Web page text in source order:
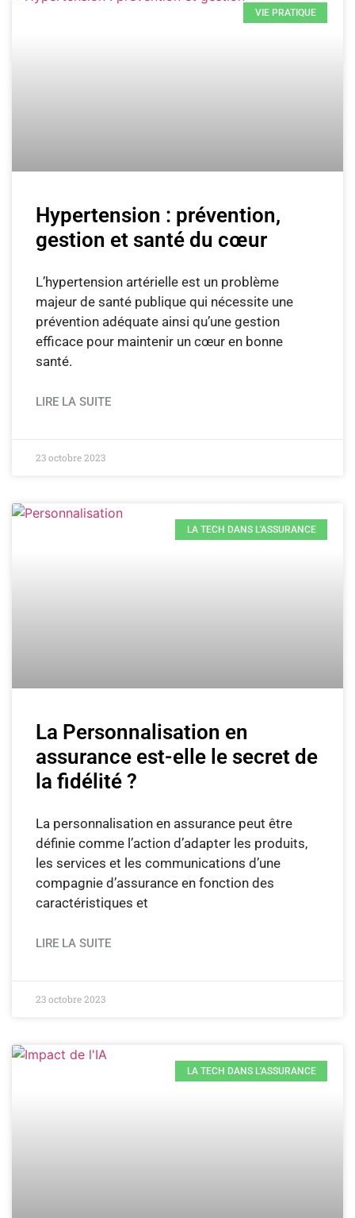
VIE PRATIQUE
Hypertension : prévention,
gestion et santé du cœur
L’hypertension artérielle est un problème
majeur de santé publique qui nécessite une
prévention adéquate ainsi qu’une gestion
efficace pour maintenir un cœur en bonne
santé.
LIRE LA SUITE
23 octobre 2023
LA TECH DANS L'ASSURANCE
La Personnalisation en
assurance est-elle le secret de
la fidélité ?
La personnalisation en assurance peut être
définie comme l’action d’adapter les produits,
les services et les communications d’une
compagnie d’assurance en fonction des
caractéristiques et
LIRE LA SUITE
23 octobre 2023
LA TECH DANS L'ASSURANCE